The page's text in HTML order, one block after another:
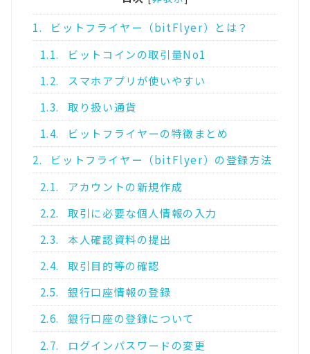
1.
ビットフライヤー（bitFlyer）とは？
1.1.
ビットコインの取引量No1
1.2.
スマホアプリが使いやすい
1.3.
取り扱い通貨
1.4.
ビットフライヤーの特徴まとめ
2.
ビットフライヤー（bitFlyer）の登録方法
2.1.
アカウントの新規作成
2.2.
取引に必要な個人情報の入力
2.3.
本人確認資料の提出
2.4.
取引目的等の確認
2.5.
銀行口座情報の登録
2.6.
銀行口座の登録について
2.7.
ログインパスワードの変更